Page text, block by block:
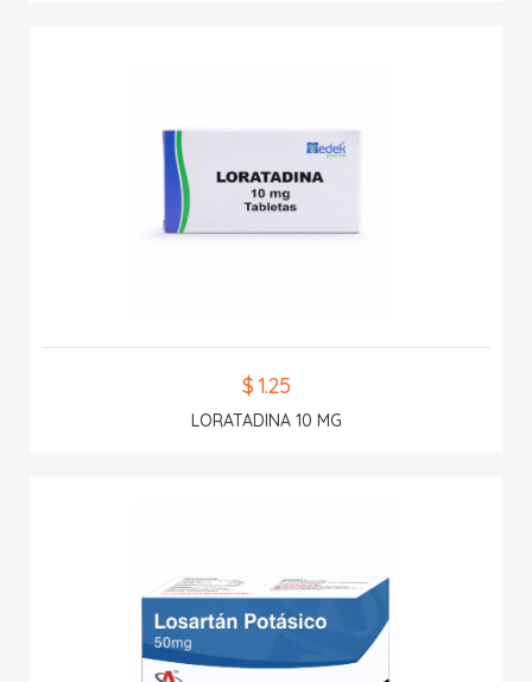
$ 1.25
LORATADINA 10 MG